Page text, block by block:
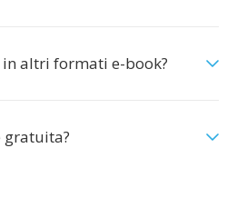
in altri formati e-book?
gratuita?